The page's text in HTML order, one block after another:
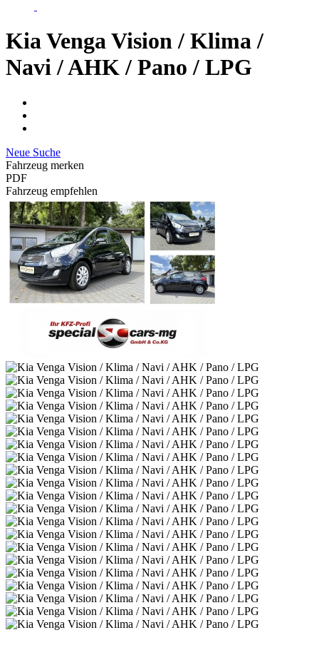
Kia Venga Vision / Klima /
Navi / AHK / Pano / LPG
Neue Suche
Fahrzeug merken
PDF
Fahrzeug empfehlen